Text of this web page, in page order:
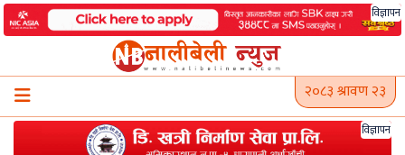
Skip
to
विज्ञापन
२०८३ श्रावण २३
विज्ञापन